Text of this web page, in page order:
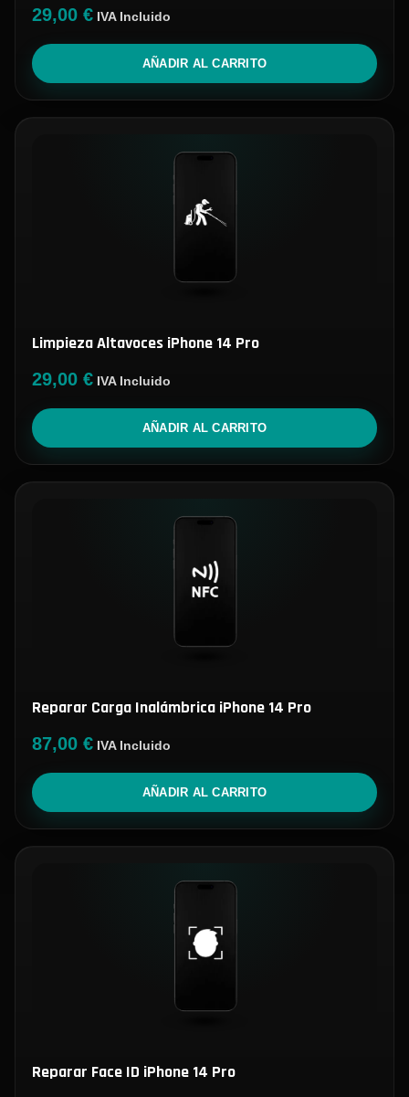
29,00 € IVA Incluido
AÑADIR AL CARRITO
Limpieza Altavoces iPhone 14 Pro
29,00 € IVA Incluido
AÑADIR AL CARRITO
Reparar Carga Inalámbrica iPhone 14 Pro
87,00 € IVA Incluido
AÑADIR AL CARRITO
Reparar Face ID iPhone 14 Pro